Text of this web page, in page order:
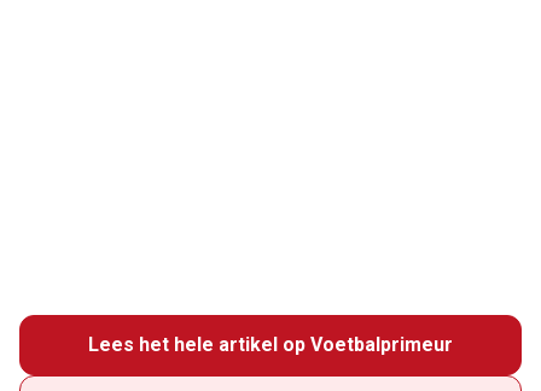
Lees het hele artikel op Voetbalprimeur